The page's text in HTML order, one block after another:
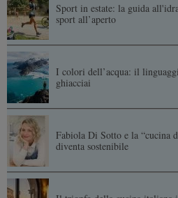
Sport in estate: la guida
sport all’aperto
I colori dell’acqua: il
ghiacciai
Fabiola Di Sotto e la “cucina
diventa sostenibile